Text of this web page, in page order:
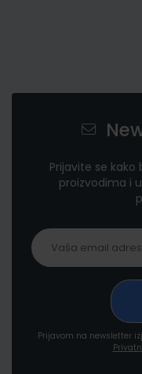
Prijavite se
proizvodima i
Prijavom na newsletter